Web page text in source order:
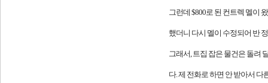
그런데 $800로 된 컨트렉 멜이
했더니 다시 멜이 수정되어 반
그래서, 트집 잡은 물건은 돌려
다. 제 전화로 하면 안 받아서